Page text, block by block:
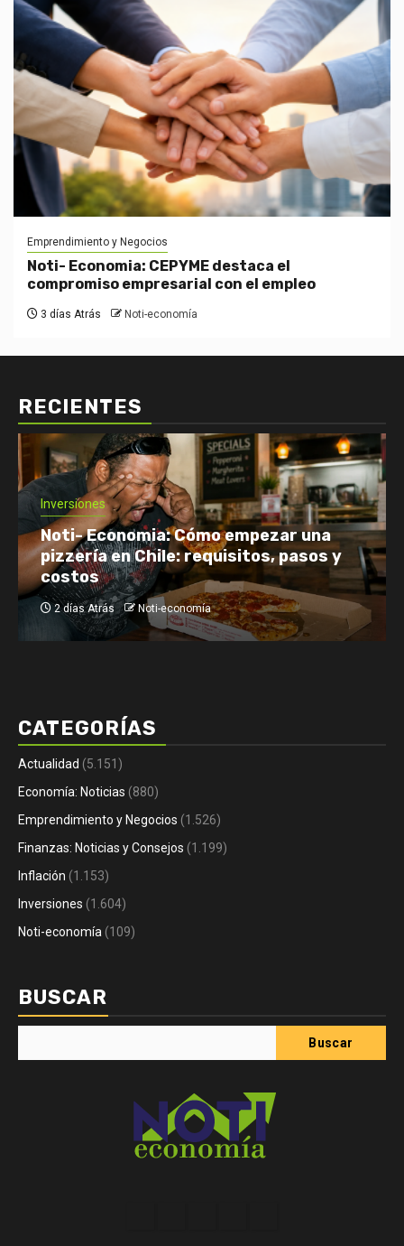
Emprendimiento y Negocios
Noti- Economia: CEPYME destaca el
compromiso empresarial con el empleo
3 días Atrás Noti-economía
RECIENTES
Economía: Noticias Emprendimiento y Negocios
Finanzas: Noticias y Consejos Inversiones
Netflix enfrenta el reto de retener a
su audiencia
2 días Atrás Noti-economía
CATEGORÍAS
Actualidad (5.151)
Economía: Noticias (880)
Emprendimiento y Negocios (1.526)
Finanzas: Noticias y Consejos (1.199)
Inflación (1.153)
Inversiones (1.604)
Noti-economía (109)
BUSCAR
Buscar